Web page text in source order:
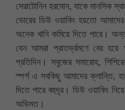
সেরাটোনিন হরমোন, যাকে মানসিক
ভোরের ডিউ ওয়াকিং হয়তো আমাদের
অনেক খানি কমিয়ে দিতে পারে।
যেন আমরা প্রাতর্ভ্রমণে বের হয়ে
প্রতিদিন। সবুজের সমারোহ,
স্পর্শ এ সবকিছু আমাদের ক্লান্তি,
দিতে পারে বহুদূর। ডিউ ওয়াকিং
অভিমত।